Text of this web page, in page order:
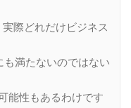
際どれだけビジネス
も満たないのではない
能性もあるわけです